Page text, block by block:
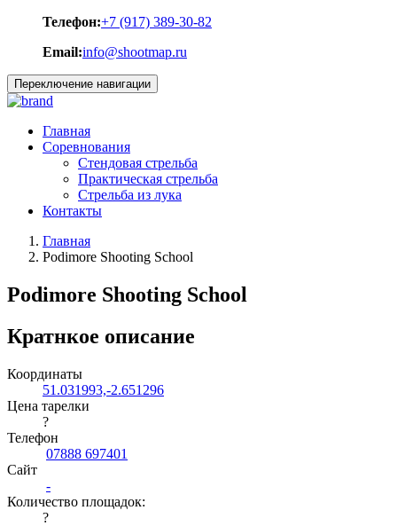
Телефон:+7 (917) 389-30-82
Email:info@shootmap.ru
Переключение навигации
Главная
Соревнования
Стендовая стрельба
Практическая стрельба
Стрельба из лука
Контакты
Главная
Podimore Shooting School
Podimore Shooting School
Кратнкое описание
Координаты
51.031993,-2.651296
Цена тарелки
?
Телефон
07888 697401
Сайт
-
Количество площадок:
?